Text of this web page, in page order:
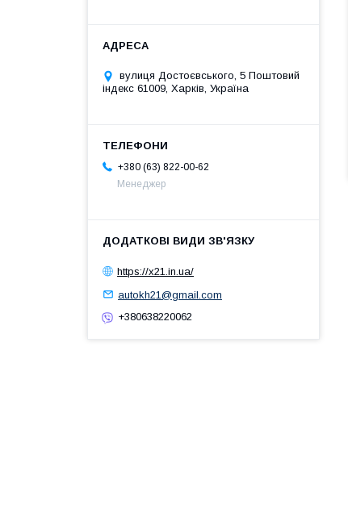
вулиця Достоєвського, 5 Поштовий
індекс 61009, Харків, Україна
+380 (63) 822-00-62
Менеджер
https://x21.in.ua/
autokh21@gmail.com
+380638220062